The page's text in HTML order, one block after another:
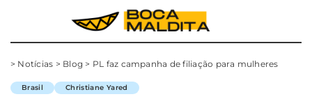
> Notícias > Blog > PL faz campanha de filiação para mulheres
Brasil Christiane Yared